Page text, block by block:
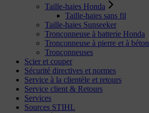
Taille-haies Honda
Taille-haies sans fil
Taille-haies Sunseeker
Tronçonneuse à batterie Honda
Tronçonneuse à pierre et à béton
Tronçonneuses
Scier et couper
Sécurité directives et normes
Service à la clientèle et retours
Service client & Retours
Services
Sources STIHL